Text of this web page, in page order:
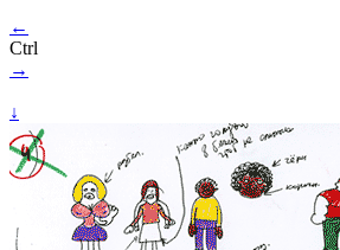
←
Ctrl
→
↓